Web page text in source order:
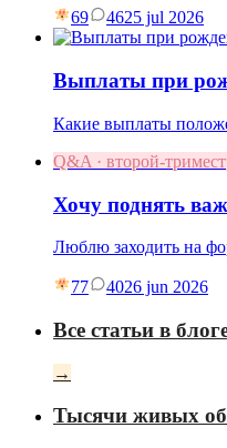
69 4625 jul 2026
Выплаты при
Какие выплаты
Q&A · второй-
Хочу поднять
Люблю заходить на
77 4026 jun 2026
Все статьи в
→
Тысячи живых